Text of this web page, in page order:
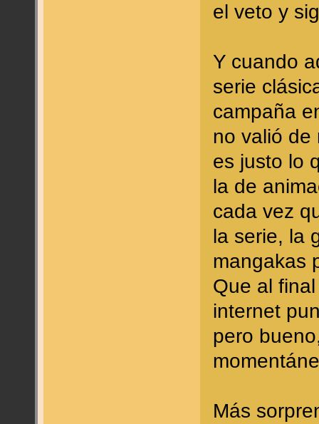
el veto y
Y cuando
serie
campaña
no valió de
es justo lo
la de
cada vez
la serie, la
mangakas
Que al
internet
pero
Más